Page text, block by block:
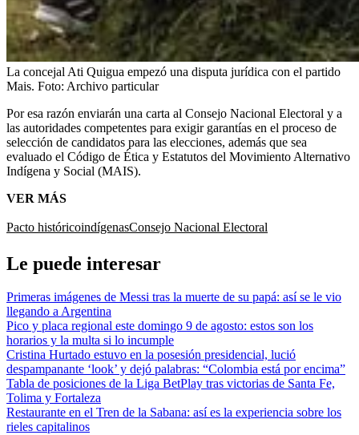
La concejal Ati Quigua empezó una disputa jurídica con el partido
Mais. Foto: Archivo particular
Por esa razón enviarán una carta al Consejo Nacional Electoral y a
las autoridades competentes para exigir garantías en el proceso de
selección de candidatos para las elecciones, además que sea
evaluado el Código de Ética y Estatutos del Movimiento Alternativo
Indígena y Social (MAIS).
VER MÁS
Pacto históricoindígenasConsejo Nacional Electoral
Le puede interesar
Primeras imágenes de Messi tras la muerte de su papá: así se le vio
llegando a Argentina
Pico y placa regional este domingo 9 de agosto: estos son los
horarios y la multa si lo incumple
Cristina Hurtado estuvo en la posesión presidencial, lució
despampanante ‘look’ y dejó palabras: “Colombia está por encima”
Tabla de posiciones de la Liga BetPlay tras victorias de Santa Fe,
Tolima y Fortaleza
Restaurante en el Tren de la Sabana: así es la experiencia sobre los
rieles capitalinos